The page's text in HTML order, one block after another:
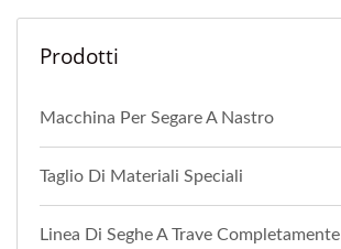
Prodotti
Macchina Per Segare A Nastro
Taglio Di Materiali Speciali
Linea Di Seghe A Trave Completamente